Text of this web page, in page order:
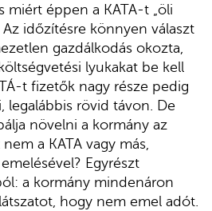
miért éppen a KATA-t „öli
Az időzítésre könnyen választ
gazdálkodás okozta,
lyukakat be kell
t fizetők nagy része pedig
rövid távon. De
növelni a kormány az
a KATA vagy más,
Egyrészt
a kormány mindenáron
hogy nem emel adót.